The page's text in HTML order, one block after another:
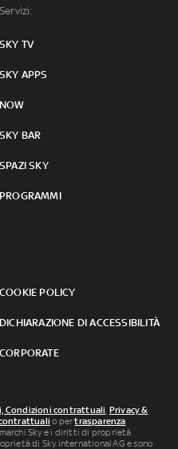
Servizi:
SKY TV
SKY APPS
NOW
SKY BAR
SPAZI SKY
PROGRAMMI
COOKIE POLICY
DICHIARAZIONE DI ACCESSIBILITÀ
CORPORATE
Condizioni contrattuali, Privacy &
o pertrasparenza
Sky e i diritti di proprietà
di Sky international AG e sono